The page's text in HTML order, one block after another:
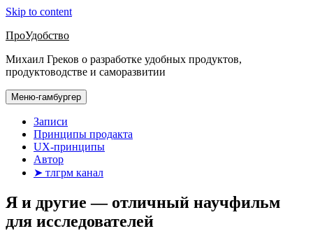
Skip to content
ПроУдобство
Михаил Греков о разработке удобных продуктов,
продуктоводстве и саморазвитии
Меню-гамбургер
Записи
Принципы продакта
UX-принципы
Автор
➤ тлгрм канал
Я и другие — отличный научфильм
для исследователей